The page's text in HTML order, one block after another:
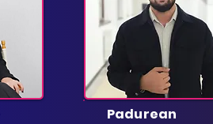
Padurean